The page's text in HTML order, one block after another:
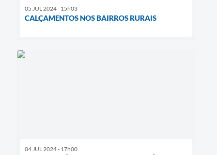
05 JUL 2024 - 15h03
CALÇAMENTOS NOS BAIRROS RURAIS
04 JUL 2024 - 17h00